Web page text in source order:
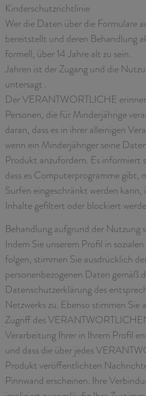
Kinderschutzrichtlinie
Wer die Daten über die Formulare
bereitstellt und deren Behandlung
formell, über 14 Jahre alt zu sein.
Jahren ist der Zugang und die
untersagt .
Der VERANTWORTLICHE
Personen, die für Minderjährige
daran, dass es in ihrer alleinigen
wenn ein Minderjähriger seine
Produkt anzufordern. Es informiert
dass es Computerprogramme gibt,
Surfen eingeschränkt werden
Inhalte gefiltert oder blockiert
Behandlung aufgrund der Nutzung
Indem Sie unserem Profil in
folgen, stimmen Sie ausdrücklich
personenbezogenen Daten gemäß
Datenschutzerklärung des
Netzwerks zu. Ebenso stimmen Sie
Zugriff des
Verarbeitung Ihrer in Ihrem Profil
und dass die über jedes
Produkt veröffentlichten
Pinnwand erscheinen. Ihre